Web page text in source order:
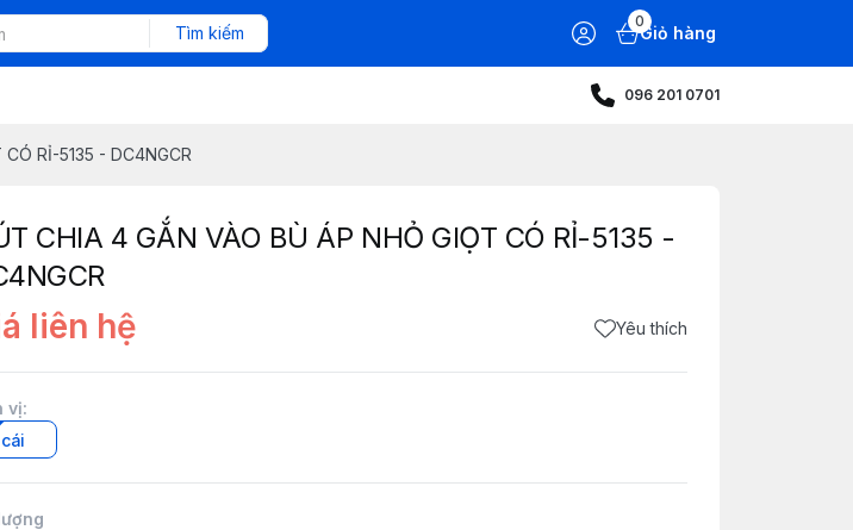
Tìm kiếm
0
Giỏ hàng
096 201 0701
RỈ-5135 - DC4NGCR
CHIA 4 GẮN VÀO BÙ ÁP NHỎ GIỌT CÓ RỈ-5135 -
liên hệ Yêu thích
vị:
cái